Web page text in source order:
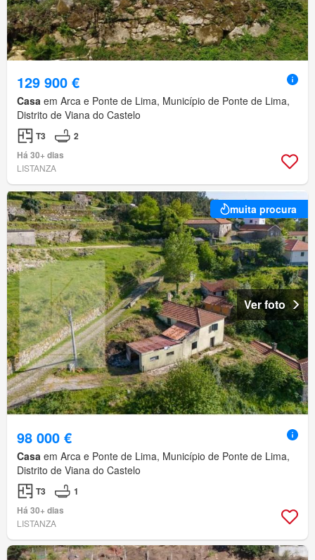
129 900 €
Casa em Arca e Ponte de Lima, Município de Ponte de Lima,
Distrito de Viana do Castelo
T3
2
Há 30+ dias
LISTANZA
muita procura
Ver foto
98 000 €
Casa em Arca e Ponte de Lima, Município de Ponte de Lima,
Distrito de Viana do Castelo
T3
1
Há 30+ dias
LISTANZA